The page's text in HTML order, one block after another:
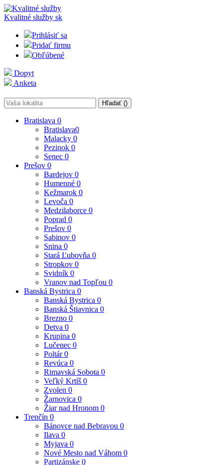
Kvalitné služby sk
Prihlásiť sa
Pridať firmu
Obľúbené
Dopyt
Anketa
Hľadať ()
Bratislava 0
Bratislava0
Malacky 0
Pezinok 0
Senec 0
Prešov 0
Bardejov 0
Humenné 0
Kežmarok 0
Levoča 0
Medzilaborce 0
Poprad 0
Prešov 0
Sabinov 0
Snina 0
Stará Ľubovňa 0
Stropkov 0
Svidník 0
Vranov nad Topľou 0
Banská Bystrica 0
Banská Bystrica 0
Banská Štiavnica 0
Brezno 0
Detva 0
Krupina 0
Lučenec 0
Poltár0
Revúca 0
Rimavská Sobota 0
Veľký Krtíš 0
Zvolen 0
Žarnovica 0
Žiar nad Hronom 0
Trenčín 0
Bánovce nad Bebravou 0
Ilava 0
Myjava 0
Nové Mesto nad Váhom 0
Partizánske 0